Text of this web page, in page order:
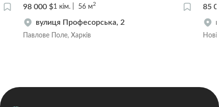
98 000 $1 кім. 56 м2
вулиця Професорська, 2
Павлове Поле, Харків
85